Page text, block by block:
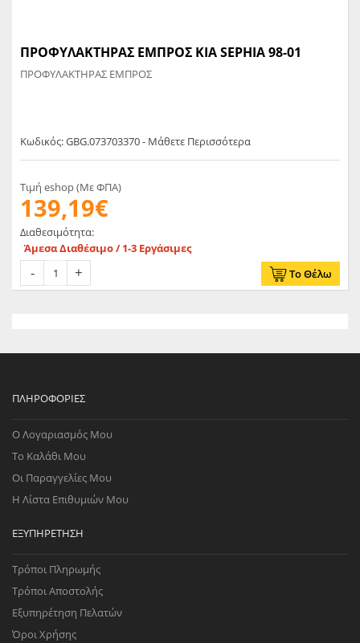
ΠΡΟΦΥΛΑΚΤΗΡΑΣ ΕΜΠΡΟΣ KIA SEPHIA 98-01
ΠΡΟΦΥΛΑΚΤΗΡΑΣ ΕΜΠΡΟΣ
Κωδικός: GBG.073703370 - Μάθετε Περισσότερα
Τιμή eshop (Με ΦΠΑ)
139,19€
Διαθεσιμότητα:
Άμεσα Διαθέσιμο / 1-3 Εργάσιμες
Το Θέλω
ΠΛΗΡΟΦΟΡΊΕΣ
Ο Λογαριασμός Μου
Το Καλάθι Μου
Οι Παραγγελίες Μου
Η Λίστα Επιθυμιών Μου
ΕΞΥΠΗΡΈΤΗΣΗ
Τρόποι Πληρωμής
Τρόποι Αποστολής
Εξυπηρέτηση Πελατών
Όροι Χρήσης